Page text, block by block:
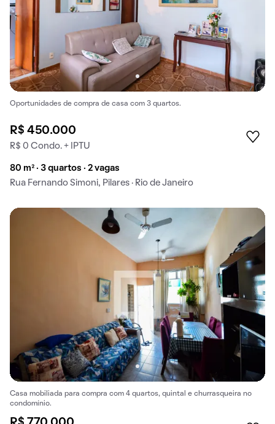
Oportunidades de compra de casa com 3 quartos.
R$ 450.000
R$ 0 Condo. + IPTU
80 m² · 3 quartos · 2 vagas
Rua Fernando Simoni, Pilares · Rio de Janeiro
Casa mobiliada para compra com 4 quartos, quintal e churrasqueira no
condomínio.